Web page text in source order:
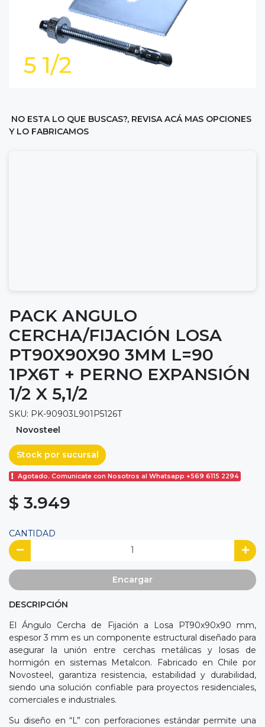
NO ESTA LO QUE BUSCAS?, REVISA ACÁ MAS OPCIONES
Y LO FABRICAMOS
PACK ANGULO
CERCHA/FIJACIÓN LOSA
PT90X90X90 3MM L=90
1PX6T + PERNO EXPANSIÓN
1/2 X 5,1/2
SKU: PK-90903L901P5126T
Novosteel
Stock por sucursal
Agotado. Comunicate con Nosotros al Whatsapp +569 6115 2294
$ 3.949
CANTIDAD
Encargar
DESCRIPCIÓN
El Ángulo Cercha de Fijación a Losa PT90x90x90 mm,
espesor 3 mm es un componente estructural diseñado para
asegurar la unión entre cerchas metálicas y losas de
hormigón en sistemas Metalcon. Fabricado en Chile por
Novosteel, garantiza resistencia, estabilidad y durabilidad,
siendo una solución confiable para proyectos residenciales,
comerciales e industriales.
Su diseño en “L” con perforaciones estándar permite una